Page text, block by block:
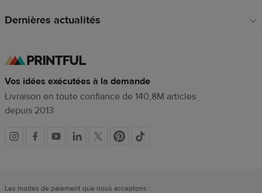
Dernières actualités
Vos idées exécutées à la demande
Livraison en toute confiance de 140,8M articles
depuis 2013
Liens
Les modes de paiement que nous acceptons :